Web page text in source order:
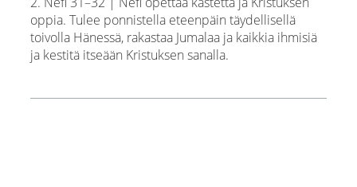
oppia. Tulee ponnistella eteenpäin täydellisellä
toivolla Hänessä, rakastaa Jumalaa ja kaikkia ihmisiä
ja kestitä itseään Kristuksen sanalla.